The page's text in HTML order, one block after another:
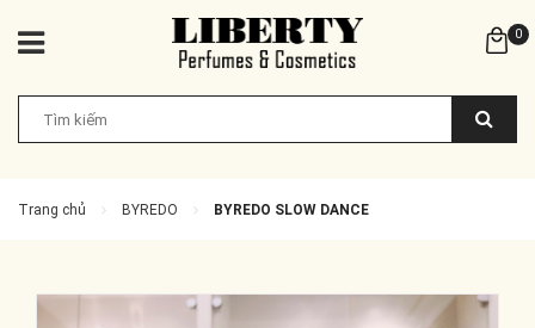
0
Trang chủ BYREDO BYREDO SLOW DANCE